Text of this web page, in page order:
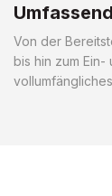
Von der
bis hin zum